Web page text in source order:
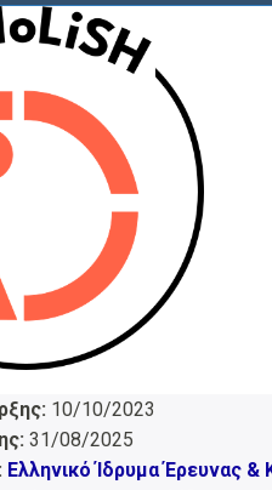
10/10/2023
31/08/2025
Ελληνικό Ίδρυμα Έρευνας &